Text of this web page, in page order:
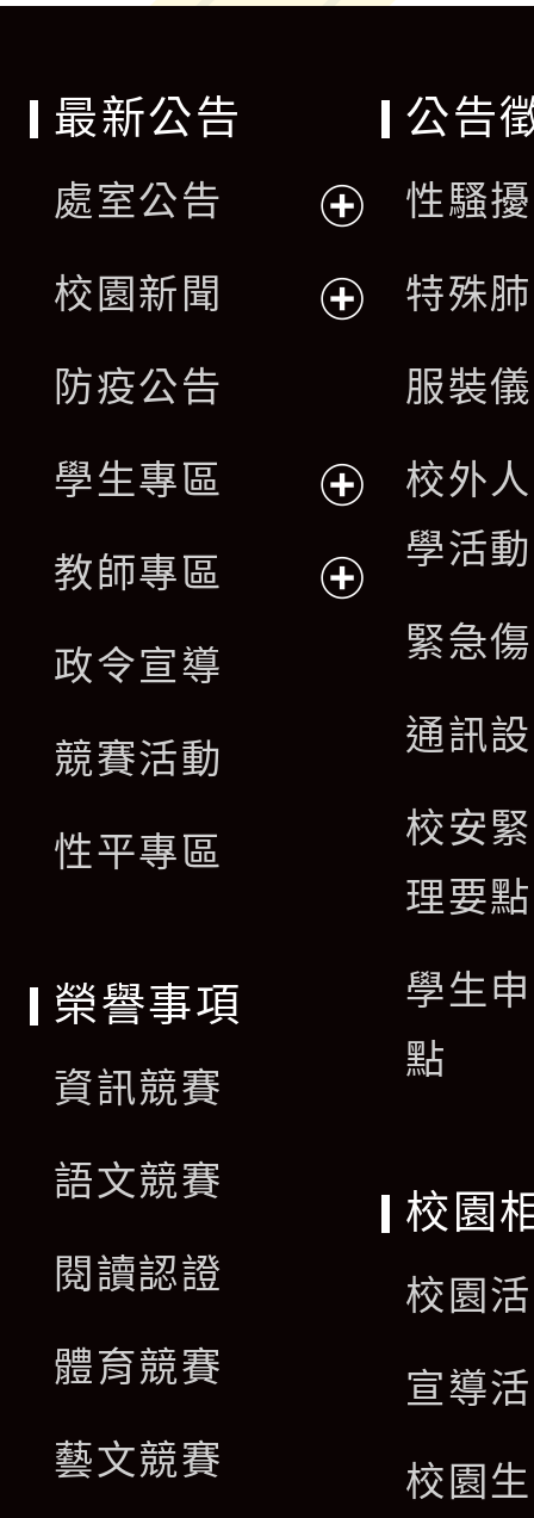
最新公告
處室公告
開
單
校園新聞
選
單
防疫公告
學生專區
開
教師專區
政令宣導
競賽活動
性平專區
公告
性騷
特殊
服裝
校外
學活
緊急
通訊
校安
理要點
學生
點
榮譽事項
資訊競賽
語文競賽
閱讀認證
體育競賽
藝文競賽
校園
校園
宣導
校園